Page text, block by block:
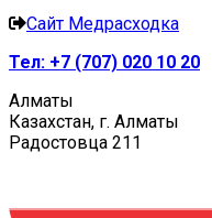
Сайт Медрасходка
Тел: +7 (707) 020 10 20
Алматы
Казахстан, г. Алматы
Радостовца 211